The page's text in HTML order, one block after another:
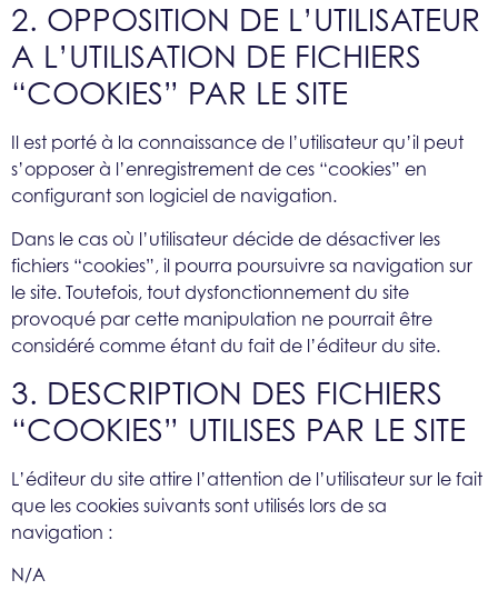
2. OPPOSITION DE L’UTILISATEUR
A L’UTILISATION DE FICHIERS
“COOKIES” PAR LE SITE
Il est porté à la connaissance de l’utilisateur qu’il peut
s’opposer à l’enregistrement de ces “cookies” en
configurant son logiciel de navigation.
Dans le cas où l’utilisateur décide de désactiver les
fichiers “cookies”, il pourra poursuivre sa navigation sur
le site. Toutefois, tout dysfonctionnement du site
provoqué par cette manipulation ne pourrait être
considéré comme étant du fait de l’éditeur du site.
3. DESCRIPTION DES FICHIERS
“COOKIES” UTILISES PAR LE SITE
L’éditeur du site attire l’attention de l’utilisateur sur le fait
que les cookies suivants sont utilisés lors de sa
navigation :
N/A